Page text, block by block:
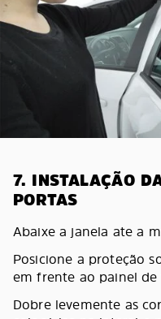
7. INSTALAÇÃO
PORTAS
Abaixe a janela ate a
Posicione a proteção
em frente ao painel
Dobre levemente as